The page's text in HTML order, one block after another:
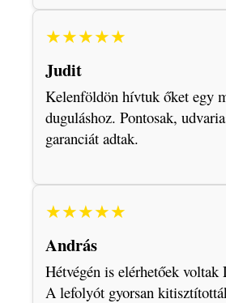
★★★★★
Judit
Kelenföldön hívtuk őket egy
duguláshoz. Pontosak,
garanciát adtak.
★★★★★
András
Hétvégén is elérhetőek voltak
A lefolyót gyorsan